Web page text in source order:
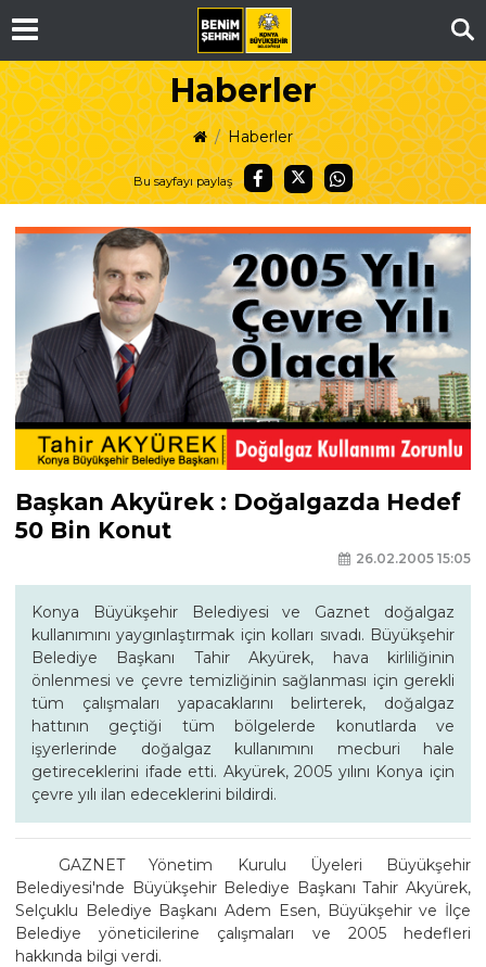
Haberler
Haberler
Bu sayfayı paylaş
Başkan Akyürek : Doğalgazda Hedef
50 Bin Konut
26.02.2005 15:05
Konya Büyükşehir Belediyesi ve Gaznet doğalgaz
kullanımını yaygınlaştırmak için kolları sıvadı. Büyükşehir
Belediye Başkanı Tahir Akyürek, hava kirliliğinin
önlenmesi ve çevre temizliğinin sağlanması için gerekli
tüm çalışmaları yapacaklarını belirterek, doğalgaz
hattının geçtiği tüm bölgelerde konutlarda ve
işyerlerinde doğalgaz kullanımını mecburi hale
getireceklerini ifade etti. Akyürek, 2005 yılını Konya için
çevre yılı ilan edeceklerini bildirdi.
GAZNET Yönetim Kurulu Üyeleri Büyükşehir
Belediyesi'nde Büyükşehir Belediye Başkanı Tahir Akyürek,
Selçuklu Belediye Başkanı Adem Esen, Büyükşehir ve İlçe
Belediye yöneticilerine çalışmaları ve 2005 hedefleri
hakkında bilgi verdi.